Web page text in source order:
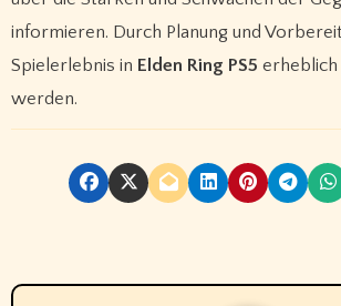
informieren. Durch Planung und
Spielerlebnis in Elden Ring PS5
werden.